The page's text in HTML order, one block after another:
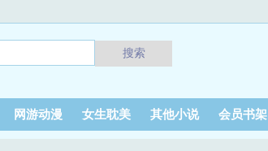
搜索
网游动漫 女生耽美 其他小说 会员书架